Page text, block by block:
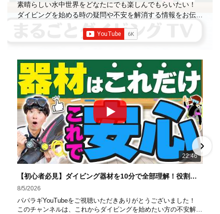
素晴らしい水中世界をどなたにでも楽しんでもらいたい！
ダイビングを始める時の疑問や不安を解消する情報をお伝え
業の国内最大規模のスキューバダイビングスクール。 PADI
の初心者ダイビングライセンス認定実績。 常駐のプロイン
ストラクターは40名ほど。 【初心者からプロレベルま
で！】 年間ファンダイブ開催数は1,000本を超え、初心者の
方でも安心して潜れるような初心者向けツアーを毎週開催
中！ 2021年マリンダイビング大賞
「講習が上手なダ
イビングスクール」部門
「教え方がうまいインストラク
ター」部門
「国内ダイビングサービス伊豆半島エリア」
部門
「国内ダイビングガイド伊豆半島エリア」部門 4冠
達成！ ――――――――――――――――― パパラギダイ
ビングスクール 本店 神奈川県 藤沢市 南藤沢10-4
はコチラ
https://www.papalagi.co.jp/staticpages/index.php/work
22:46
【初心者必見】ダイビング器材を10分で全部理解！役割・使い方をやさしく解説
8/5/2026
パパラギYouTubeをご視聴いただきありがとうございました！
このチャンネルは、これからダイビングを始めたい方の不安解消